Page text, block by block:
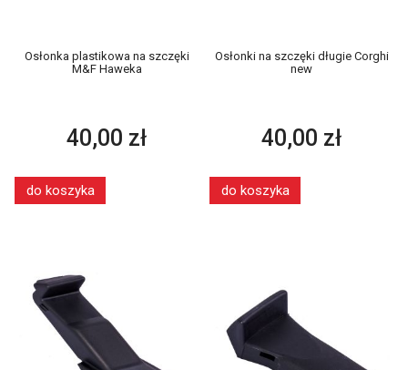
Osłonka plastikowa na szczęki
M&F Haweka
40,00 zł
do koszyka
Osłonki na szczęki długie Corghi
new
40,00 zł
do koszyka